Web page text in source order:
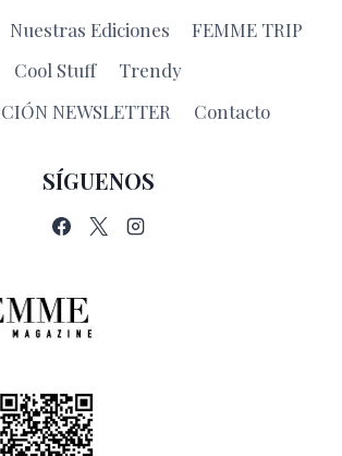
Nuestras Ediciones
FEMME TRIP
Cool Stuff
Trendy
NEWSLETTER
Contacto
SÍGUENOS